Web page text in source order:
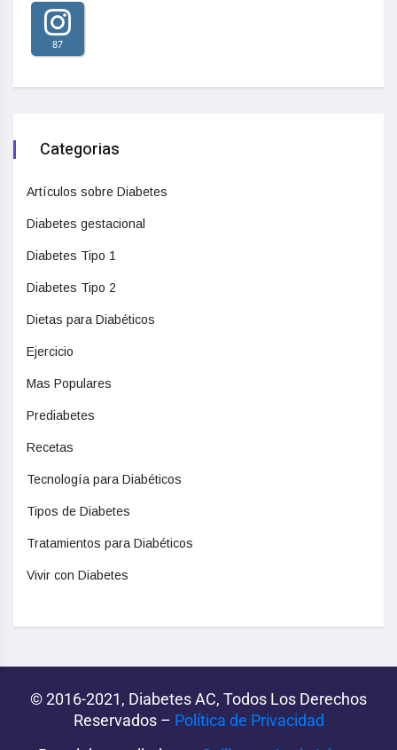
87
Categorias
Artículos sobre Diabetes
Diabetes gestacional
Diabetes Tipo 1
Diabetes Tipo 2
Dietas para Diabéticos
Ejercicio
Mas Populares
Prediabetes
Recetas
Tecnología para Diabéticos
Tipos de Diabetes
Tratamientos para Diabéticos
Vivir con Diabetes
© 2016-2021, Diabetes AC, Todos Los Derechos
Reservados – Política de Privacidad‌­